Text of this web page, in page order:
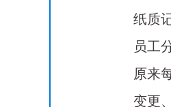
纸质
员工
原来
变更